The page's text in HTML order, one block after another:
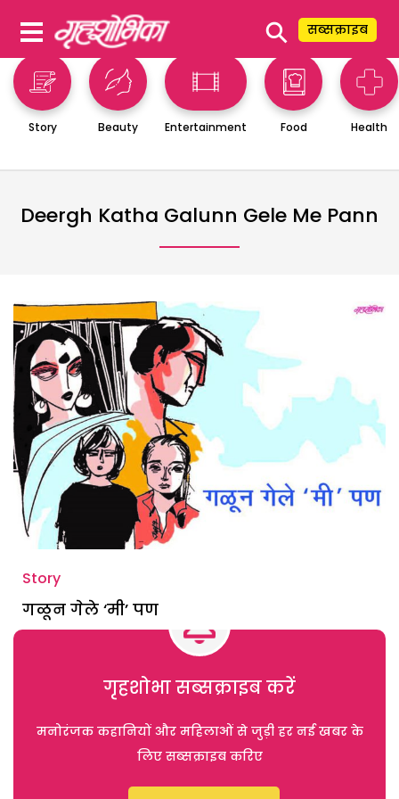
⚲ सब्सक्राइब
Story Beauty Entertainment Food Health
Deergh Katha Galunn Gele Me Pann
Story
गळून गेले ‘मी’ पण
गृहशोभा सब्सक्राइब करें
मनोरंजक कहानियों और महिलाओं से जुड़ी हर नई खबर के
लिए सब्सक्राइब करिए